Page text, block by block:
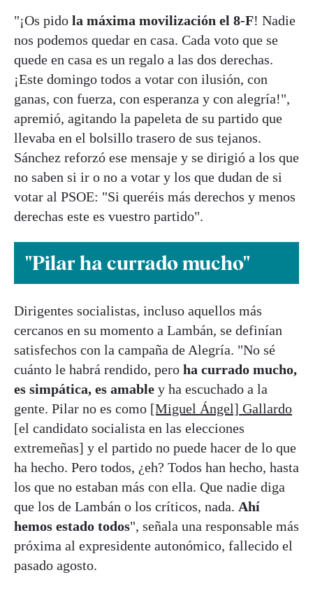
"¡Os pido la máxima movilización el 8-F! Nadie
nos podemos quedar en casa. Cada voto que se
quede en casa es un regalo a las dos derechas.
¡Este domingo todos a votar con ilusión, con
ganas, con fuerza, con esperanza y con alegría!",
apremió, agitando la papeleta de su partido que
llevaba en el bolsillo trasero de sus tejanos.
Sánchez reforzó ese mensaje y se dirigió a los que
no saben si ir o no a votar y los que dudan de si
votar al PSOE: "Si queréis más derechos y menos
derechas este es vuestro partido".
"Pilar ha currado mucho"
Dirigentes socialistas, incluso aquellos más
cercanos en su momento a Lambán, se definían
satisfechos con la campaña de Alegría. "No sé
cuánto le habrá rendido, pero ha currado mucho,
es simpática, es amable y ha escuchado a la
gente. Pilar no es como [Miguel Ángel] Gallardo
[el candidato socialista en las elecciones
extremeñas] y el partido no puede hacer de lo que
ha hecho. Pero todos, ¿eh? Todos han hecho, hasta
los que no estaban más con ella. Que nadie diga
que los de Lambán o los críticos, nada. Ahí
hemos estado todos", señala una responsable más
próxima al expresidente autonómico, fallecido el
pasado agosto.